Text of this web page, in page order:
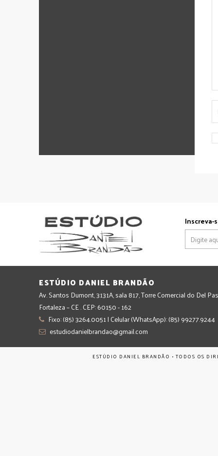
Inscreva-
ESTÚDIO DANIEL BRANDÃO
Av. Santos Dumont, 3131A, sala 817, Torre Comercial do Del
Fortaleza – CE . CEP: 60150 - 162
Fixo: (85) 3264.0051 | Celular (WhatsApp): (85) 99277.9244
estudiodanielbrandao@gmail.com
ESTÚDIO DANIEL BRANDÃO • TODOS OS